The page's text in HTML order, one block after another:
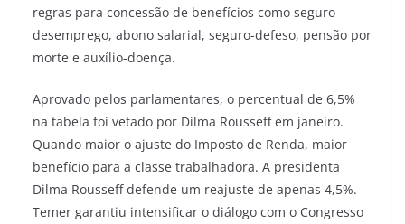
regras para concessão de benefícios como seguro-
desemprego, abono salarial, seguro-defeso, pensão por
morte e auxílio-doença.
Aprovado pelos parlamentares, o percentual de 6,5%
na tabela foi vetado por Dilma Rousseff em janeiro.
Quando maior o ajuste do Imposto de Renda, maior
benefício para a classe trabalhadora. A presidenta
Dilma Rousseff defende um reajuste de apenas 4,5%.
Temer garantiu intensificar o diálogo com o Congresso